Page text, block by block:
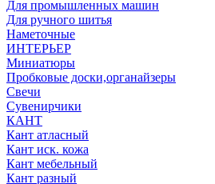
Для промышленных машин
Для ручного шитья
Наметочные
ИНТЕРЬЕР
Миниатюры
Пробковые доски,органайзеры
Свечи
Сувенирчики
КАНТ
Кант атласный
Кант иск. кожа
Кант мебельный
Кант разный